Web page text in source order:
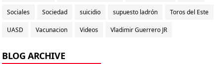
Sociales Sociedad suicidio supuesto ladrón Toros del Este
UASD Vacunacion Videos Vladimir Guerrero JR
BLOG ARCHIVE